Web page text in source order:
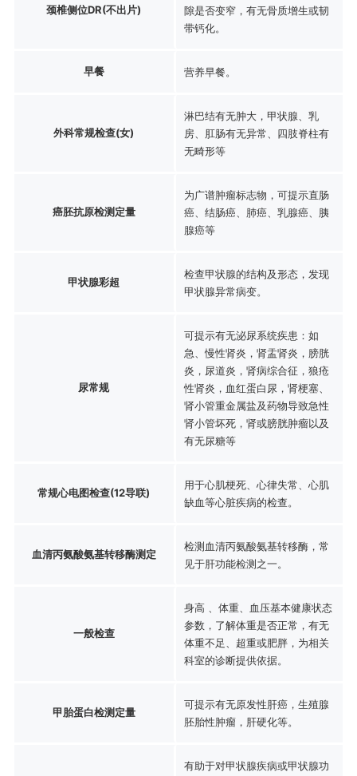
颈椎侧位DR(不出片)
隙是否变窄，有无骨质增生或韧
带钙化。
早餐 营养早餐。
外科常规检查(女)
淋巴结有无肿大，甲状腺、乳
房、肛肠有无异常、四肢脊柱有
无畸形等
癌胚抗原检测定量
为广谱肿瘤标志物，可提示直肠
癌、结肠癌、肺癌、乳腺癌、胰
腺癌等
甲状腺彩超
检查甲状腺的结构及形态，发现
甲状腺异常病变。
尿常规
可提示有无泌尿系统疾患：如
急、慢性肾炎，肾盂肾炎，膀胱
炎，尿道炎，肾病综合征，狼疮
性肾炎，血红蛋白尿，肾梗塞、
肾小管重金属盐及药物导致急性
肾小管坏死，肾或膀胱肿瘤以及
有无尿糖等
常规心电图检查(12导联)
用于心肌梗死、心律失常、心肌
缺血等心脏疾病的检查。
血清丙氨酸氨基转移酶测定
检测血清丙氨酸氨基转移酶，常
见于肝功能检测之一。
一般检查
身高 、体重、血压基本健康状态
参数，了解体重是否正常，有无
体重不足、超重或肥胖，为相关
科室的诊断提供依据。
甲胎蛋白检测定量
可提示有无原发性肝癌，生殖腺
胚胎性肿瘤，肝硬化等。
有助于对甲状腺疾病或甲状腺功